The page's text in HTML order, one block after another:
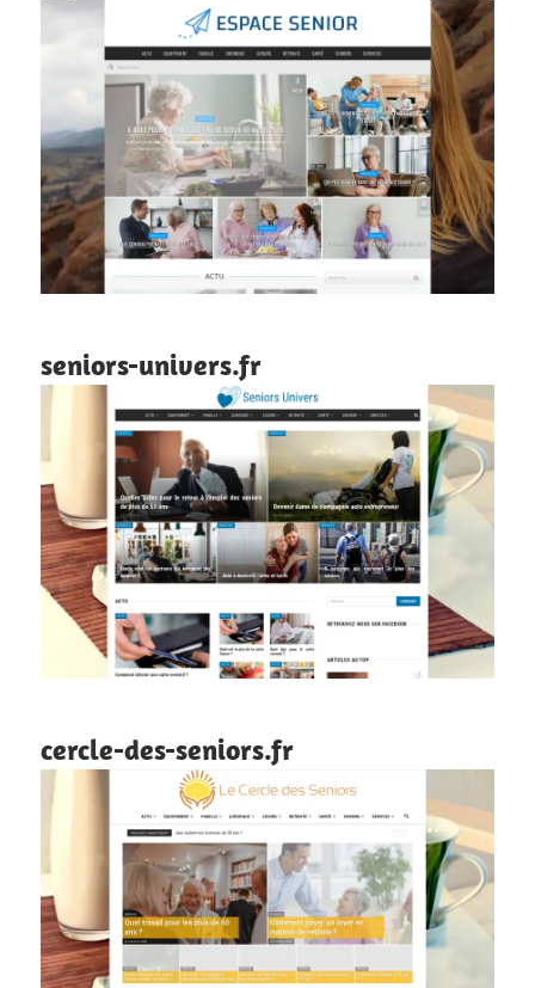
seniors-univers.fr
cercle-des-seniors.fr